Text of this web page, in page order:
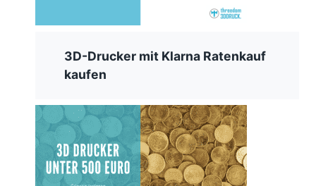
3D-Drucker mit Klarna Ratenkauf
kaufen